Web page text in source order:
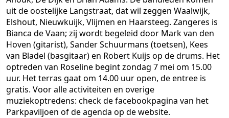
uit de oostelijke Langstraat, dat wil zeggen Waalwijk,
Elshout, Nieuwkuijk, Vlijmen en Haarsteeg. Zangeres is
Bianca de Vaan; zij wordt begeleid door Mark van den
Hoven (gitarist), Sander Schuurmans (toetsen), Kees
van Bladel (basgitaar) en Robert Kuijs op de drums. Het
optreden van Roseline begint zondag 7 mei om 15.00
uur. Het terras gaat om 14.00 uur open, de entree is
gratis. Voor alle activiteiten en overige
muziekoptredens: check de facebookpagina van het
Parkpaviljoen of de agenda op de website.